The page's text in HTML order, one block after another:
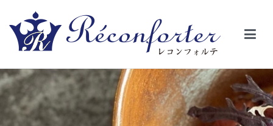
【レコンフォルテ】吹田・千里山/フレンチ（フラ
ンス料理）
絵の様に見える。そんな空間で、ゆっくり素材そのものの旨さを閉
じ込めたフレンチを・・・・・。